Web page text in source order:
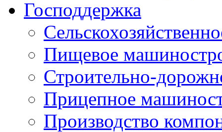
Господдержка
Пищевое
Строительно-
Прицепное
Производство